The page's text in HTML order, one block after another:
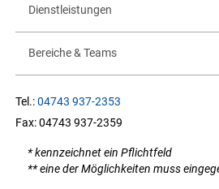
Dienstleistungen
Bereiche & Teams
Tel.:04743 937-2353
Fax:04743 937-2359
* kennzeichnet ein Pflichtfeld
** eine der Möglichkeiten muss